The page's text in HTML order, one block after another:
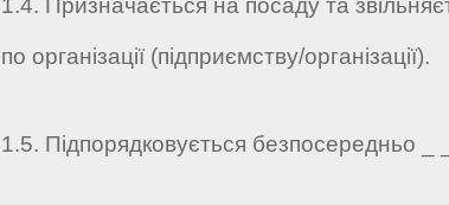
1.4. Призначається на посаду та
по організації (підприємству/організації).
1.5. Підпорядковується безпосередньо _